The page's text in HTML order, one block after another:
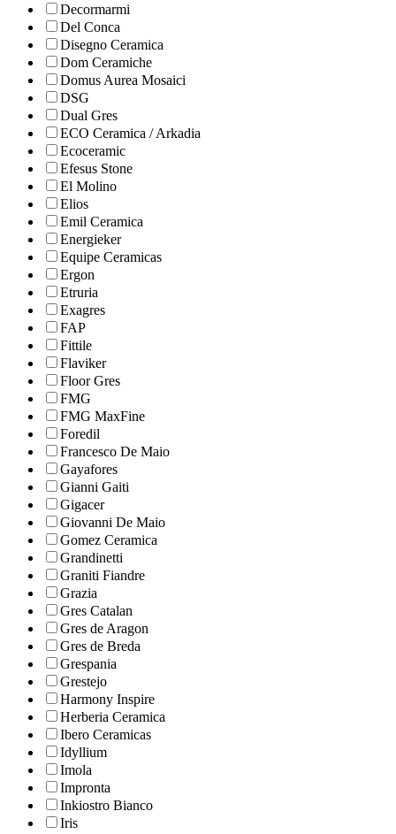
Decormarmi
Del Conca
Disegno Ceramica
Dom Ceramiche
Domus Aurea Mosaici
DSG
Dual Gres
ECO Ceramica / Arkadia
Ecoceramic
Efesus Stone
El Molino
Elios
Emil Ceramica
Energieker
Equipe Ceramicas
Ergon
Etruria
Exagres
FAP
Fittile
Flaviker
Floor Gres
FMG
FMG MaxFine
Foredil
Francesco De Maio
Gayafores
Gianni Gaiti
Gigacer
Giovanni De Maio
Gomez Ceramica
Grandinetti
Graniti Fiandre
Grazia
Gres Catalan
Gres de Aragon
Gres de Breda
Grespania
Grestejo
Harmony Inspire
Herberia Ceramica
Ibero Ceramicas
Idyllium
Imola
Impronta
Inkiostro Bianco
Iris